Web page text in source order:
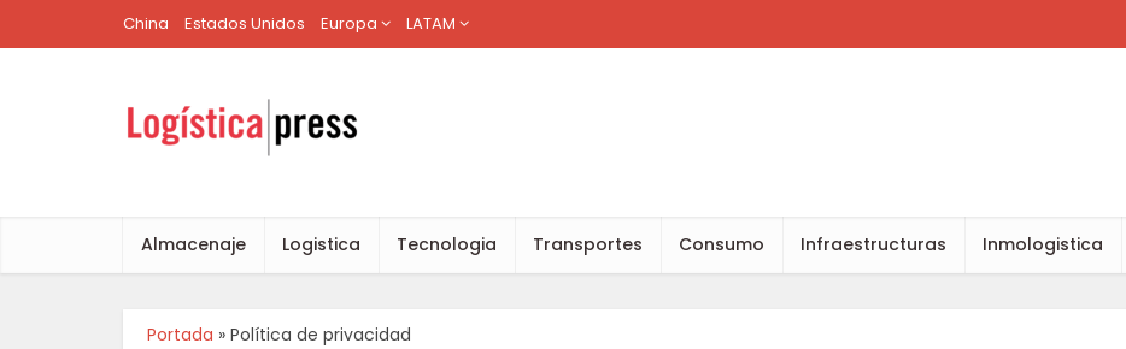
China Estados Unidos Europa LATAM
Almacenaje Logistica Tecnologia Transportes Consumo Infraestructuras Inmologistica
Portada » Política de privacidad